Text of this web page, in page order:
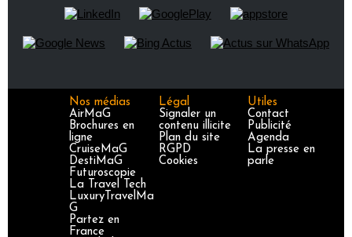
Nos médias
AirMaG
Brochures en
ligne
CruiseMaG
DestiMaG
Futuroscopie
La Travel Tech
LuxuryTravelMa
G
Partez en
France
Légal
Signaler un
contenu illicite
Plan du site
RGPD
Cookies
Utiles
Contact
Publicité
Agenda
La presse en
parle